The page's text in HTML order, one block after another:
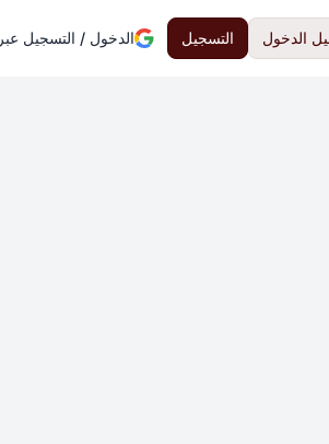
الدخول التسجيل الدخول / التسجيل عبر Google